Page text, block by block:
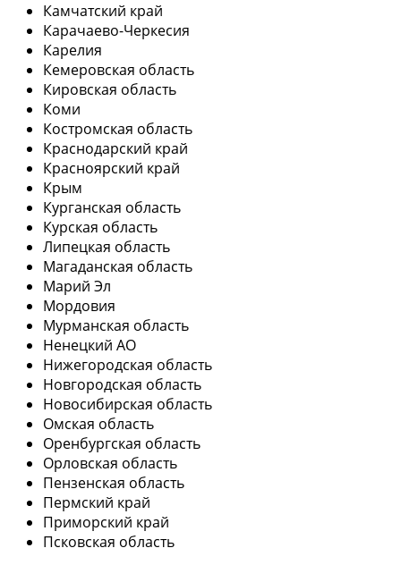
Камчатский край
Карачаево-Черкесия
Карелия
Кемеровская область
Кировская область
Коми
Костромская область
Краснодарский край
Красноярский край
Крым
Курганская область
Курская область
Липецкая область
Магаданская область
Марий Эл
Мордовия
Мурманская область
Ненецкий АО
Нижегородская область
Новгородская область
Новосибирская область
Омская область
Оренбургская область
Орловская область
Пензенская область
Пермский край
Приморский край
Псковская область